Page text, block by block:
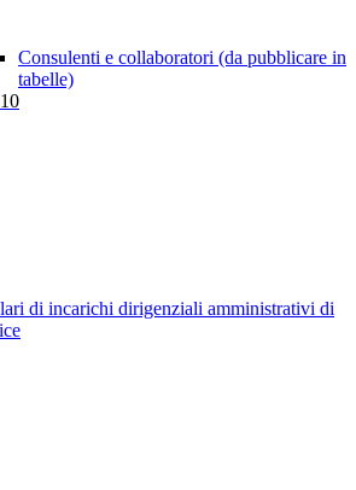
Consulenti e collaboratori (da pubblicare in
tabelle)
10
di incarichi dirigenziali amministrativi di